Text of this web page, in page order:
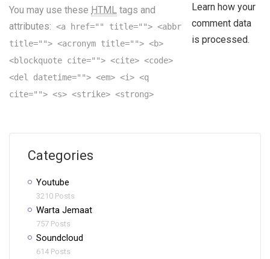
You may use these HTML tags and
attributes: <a href="" title=""> <abbr
title=""> <acronym title=""> <b>
<blockquote cite=""> <cite> <code>
<del datetime=""> <em> <i> <q
cite=""> <s> <strike> <strong>
Learn how your
comment data
is processed.
Categories
Youtube
3210 Posts
Warta Jemaat
757 Posts
Soundcloud
614 Posts